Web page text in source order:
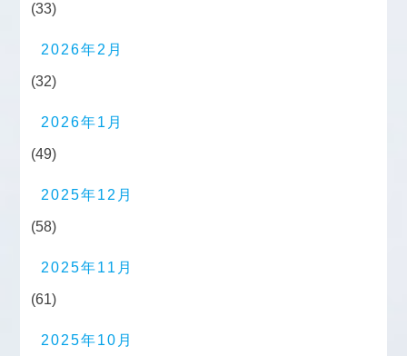
(33)
2026年2月
(32)
2026年1月
(49)
2025年12月
(58)
2025年11月
(61)
2025年10月